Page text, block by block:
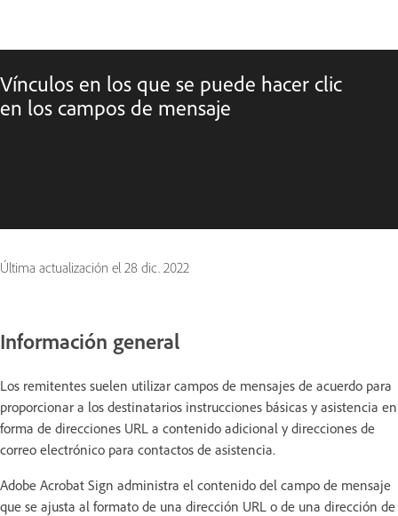
Vínculos en los que se puede hacer clic
en los campos de mensaje
Última actualización el 28 dic. 2022
Información general
Los remitentes suelen utilizar campos de mensajes de acuerdo para
proporcionar a los destinatarios instrucciones básicas y asistencia en
forma de direcciones URL a contenido adicional y direcciones de
correo electrónico para contactos de asistencia.
Adobe Acrobat Sign administra el contenido del campo de mensaje
que se ajusta al formato de una dirección URL o de una dirección de